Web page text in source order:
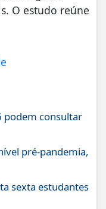
O estudo reúne
podem consultar
pré-pandemia,
sexta estudantes